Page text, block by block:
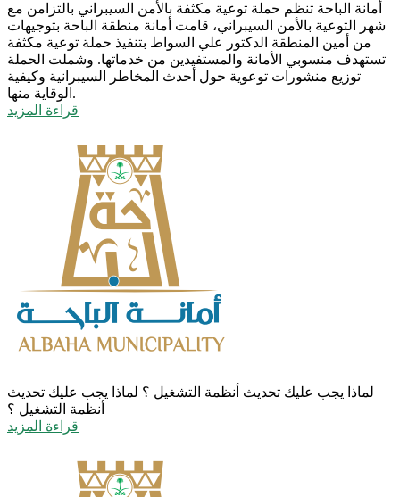
أمانة الباحة تنظم حملة توعية مكثفة بالأمن السيبراني بالتزامن مع
شهر التوعية بالأمن السيبراني، قامت أمانة منطقة الباحة بتوجيهات
من أمين المنطقة الدكتور علي السواط بتنفيذ حملة توعية مكثفة
تستهدف منسوبي الأمانة والمستفيدين من خدماتها. وشملت الحملة
توزيع منشورات توعوية حول أحدث المخاطر السيبرانية وكيفية
الوقاية منها.
قراءة المزيد
لماذا يجب عليك تحديث أنظمة التشغيل ؟ لماذا يجب عليك تحديث
أنظمة التشغيل ؟
قراءة المزيد